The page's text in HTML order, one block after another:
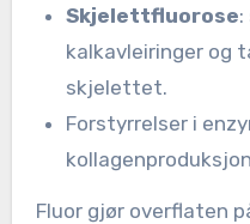
Skjelettfluorose
kalkavleiringer og
skjelettet.
Forstyrrelser i
Fluor gjør overflaten